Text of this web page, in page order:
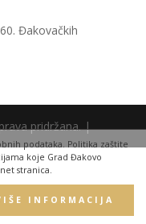
podataka. Politika zaštite
koje Grad Đakovo
stranica.
INFORMACIJA
Đakovačkih
pridržana. |